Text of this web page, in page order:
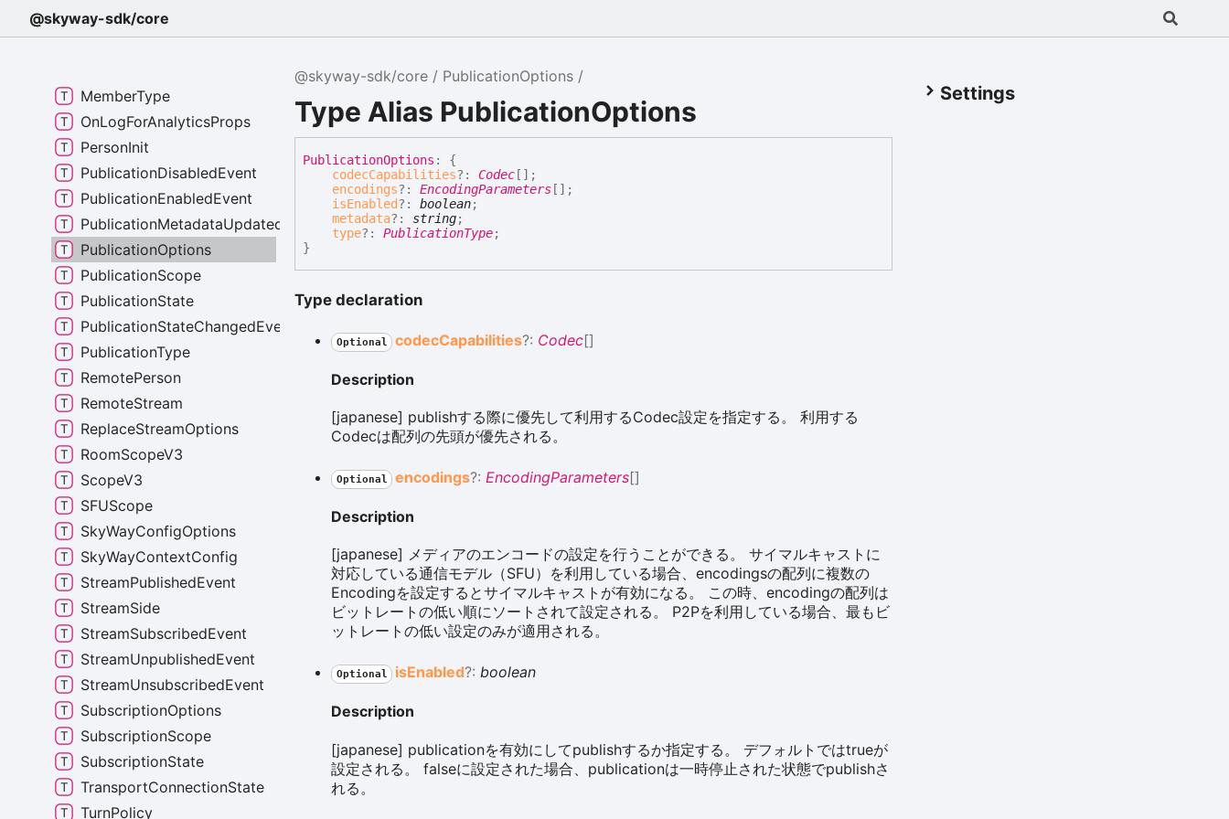
@skyway-sdk/core
@skyway-sdk/core PublicationOptions
Type Alias PublicationOptions
PublicationOptions :
{
codecCapabilities?:Codec [] ;
encodings?:EncodingParameters [] ;
isEnabled?:boolean;
metadata?: string;
type?:PublicationType;
}
Type declaration
Optional codecCapabilities?: Codec[]
Description
[japanese] publishする際に優先して利用するCodec設定を指定する。 利用する
Codecは配列の先頭が優先される。
Optional encodings?: EncodingParameters[]
Description
[japanese] メディアのエンコードの設定を行うことができる。 サイマルキャストに
対応している通信モデル（SFU）を利用している場合、encodingsの配列に複数の
Encodingを設定するとサイマルキャストが有効になる。 この時、encodingの配列は
ビットレートの低い順にソートされて設定される。 P2Pを利用している場合、最もビ
ットレートの低い設定のみが適用される。
Optional isEnabled?:boolean
Description
[japanese] publicationを有効にしてpublishするか指定する。 デフォルトではtrueが
設定される。 falseに設定された場合、publicationは一時停止された状態でpublishさ
れる。
Settings
MemberSide
MemberType
OnLogForAnalyticsProps
PersonInit
PublicationDisabledEvent
PublicationEnabledEvent
PublicationMetadataUpdatedEvent
PublicationOptions
PublicationScope
PublicationState
PublicationStateChangedEvent
PublicationType
RemotePerson
RemoteStream
ReplaceStreamOptions
RoomScopeV3
ScopeV3
SFUScope
SkyWayConfigOptions
SkyWayContextConfig
StreamPublishedEvent
StreamSide
StreamSubscribedEvent
StreamUnpublishedEvent
StreamUnsubscribedEvent
SubscriptionOptions
SubscriptionScope
SubscriptionState
TransportConnectionState
TurnPolicy